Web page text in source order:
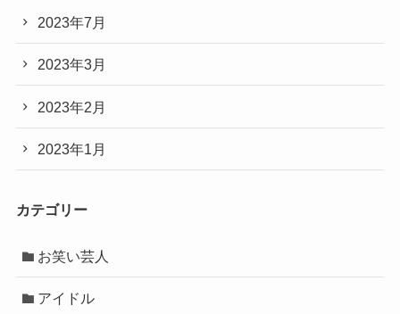
2023年7月
2023年3月
2023年2月
2023年1月
カテゴリー
お笑い芸人
アイドル